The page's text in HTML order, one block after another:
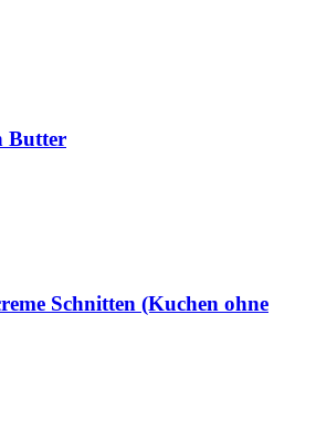
Butter
Schnitten (Kuchen ohne